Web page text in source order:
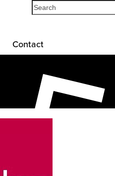
Search
Contact